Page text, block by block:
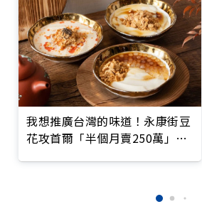
我想推廣台灣的味道！永康街豆
花攻首爾「半個月賣250萬」讓